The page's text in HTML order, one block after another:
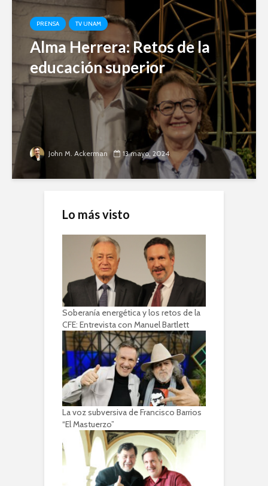
PRENSA TV UNAM
Alma Herrera: Retos de la
educación superior
John M. Ackerman 13 mayo, 2024
Lo más visto
Soberanía energética y los retos de la
CFE: Entrevista con Manuel Bartlett
La voz subversiva de Francisco Barrios
“El Mastuerzo”